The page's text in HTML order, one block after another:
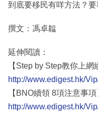
到底要移民有咩方法？要
撰文：馮卓韞
延伸閱讀：
【Step by Step教你上網
http://www.edigest.hk/
【BNO續領 8項注意事項
http://www.edigest.hk/